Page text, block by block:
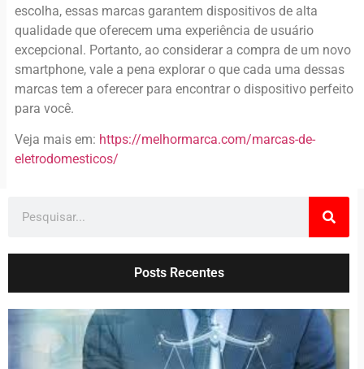
escolha, essas marcas garantem dispositivos de alta
qualidade que oferecem uma experiência de usuário
excepcional. Portanto, ao considerar a compra de um novo
smartphone, vale a pena explorar o que cada uma dessas
marcas tem a oferecer para encontrar o dispositivo perfeito
para você.
Veja mais em: https://melhormarca.com/marcas-de-
eletrodomesticos/
Posts Recentes